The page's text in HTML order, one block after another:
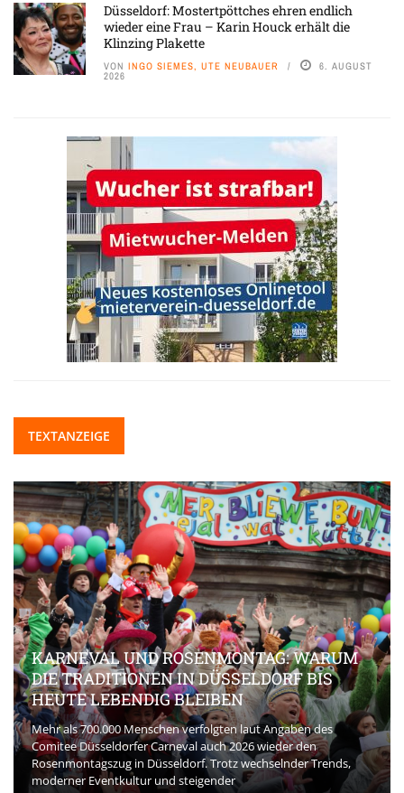
Düsseldorf: Mostertpöttches ehren endlich
wieder eine Frau – Karin Houck erhält die
Klinzing Plakette
VON INGO SIEMES, UTE NEUBAUER 6. AUGUST
2026
TEXTANZEIGE
KARNEVAL UND ROSENMONTAG: WARUM
DIE TRADITIONEN IN DÜSSELDORF BIS
HEUTE LEBENDIG BLEIBEN
Mehr als 700.000 Menschen verfolgten laut Angaben des
Comitee Düsseldorfer Carneval auch 2026 wieder den
Rosenmontagszug in Düsseldorf. Trotz wechselnder Trends,
moderner Eventkultur und steigender